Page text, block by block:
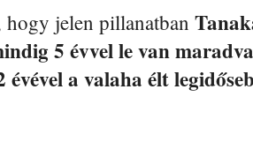
jelen pillanatban
5 évvel le van
a valaha élt